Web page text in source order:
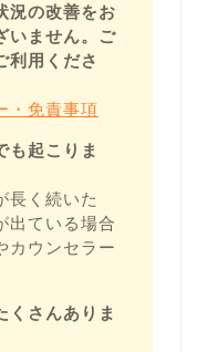
況の改善をお
いません。ご
利用くださ
・免責事項
も起こりま
長く続いた
出ている場合
カウンセラー
くさんありま